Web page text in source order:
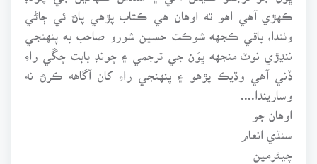
ڪهڙي آهي اهو ته اوهان هي ڪتاب پڙهي پاڻ ئي ڄاڻي
وٺندا، باقي ڪجهه شوڪت حسين شورو صاحب به پنهنجي
ننڍڙي نوٽ منجهه ڀوَن جي ترجمي ۽ چونڊ بابت چڱي راءِ
ڏني آهي وڌيڪ پڙهو ۽ پنهنجي راءِ کان آگاهه ڪرڻ نه
وساريندا....
اوهان جو
سنڌي انعام